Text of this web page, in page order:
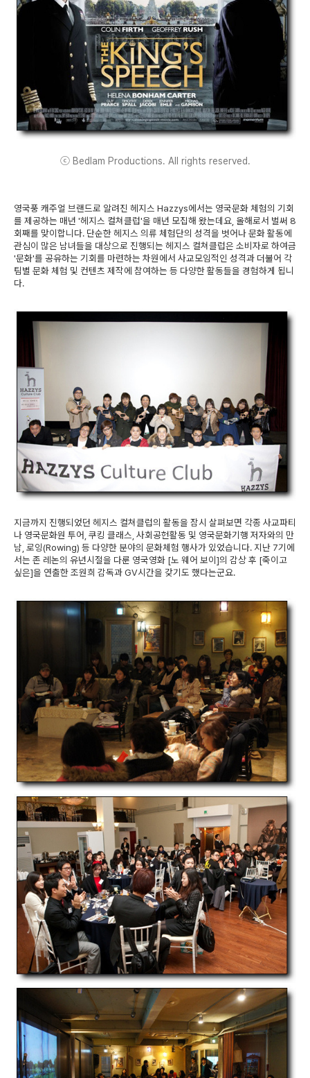
ⓒ Bedlam Productions. All rights reserved.
영국풍 캐주얼 브랜드로 알려진 헤지스 Hazzys에서는 영국문화 체험의 기회
를 제공하는 매년 '헤지스 컬쳐클럽'을 매년 모집해 왔는데요, 올해로서 벌써 8
회째를 맞이합니다. 단순한 헤지스 의류 체험단의 성격을 벗어나 문화 활동에
관심이 많은 남녀들을 대상으로 진행되는 헤지스 컬쳐클럽은 소비자로 하여금
'문화'를 공유하는 기회를 마련하는 차원에서 사교모임적인 성격과 더불어 각
팀별 문화 체험 및 컨텐츠 제작에 참여하는 등 다양한 활동들을 경험하게 됩니
다.
지금까지 진행되었던 헤지스 컬쳐클럽의 활동을 잠시 살펴보면 각종 사교파티
나 영국문화원 투어, 쿠킹 클래스, 사회공헌활동 및 영국문화기행 저자와의 만
남, 로잉(Rowing) 등 다양한 분야의 문화체험 행사가 있었습니다. 지난 7기에
서는 존 레논의 유년시절을 다룬 영국영화 [노 웨어 보이]의 감상 후 [죽이고
싶은]을 연출한 조원희 감독과 GV시간을 갖기도 했다는군요.